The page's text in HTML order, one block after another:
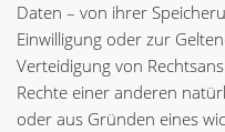
Daten – von ihrer
Einwilligung oder zur
Verteidigung von
Rechte einer anderen
oder aus Gründen eines